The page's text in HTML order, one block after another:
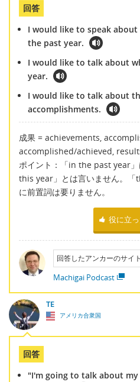
回答
I would like to speak
the past year.
I would like to talk about
year.
I would like to talk about
accomplishments.
成果 = achievements,
accomplished/achieved,
ポイント：「in the past year
this year」とは言いません。
に前置詞は要りません。
役に立
回答したアンカーのサイト
Machigai Podcast
TE
アメリカ合衆国
回答
"I'm going to talk about